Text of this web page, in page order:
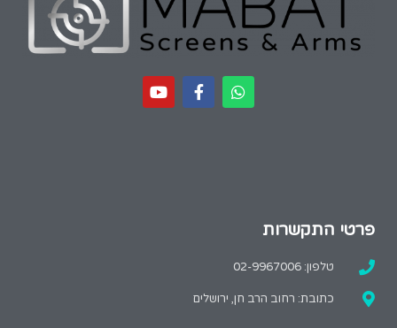
פרטי התקשרות
טלפון: 02-9967006
כתובת: רחוב הרב חן, ירושלים